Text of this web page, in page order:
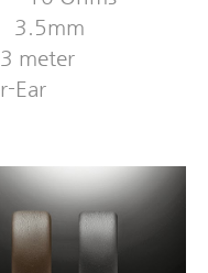
3.5mm
meter
Ear